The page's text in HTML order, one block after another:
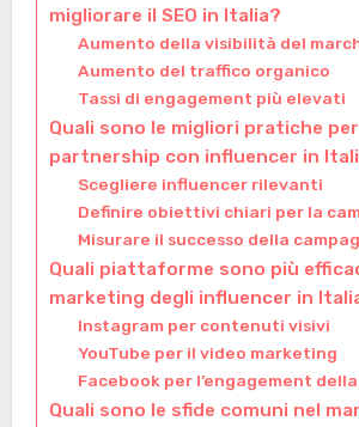
migliorare il SEO in Italia?
Aumento della visibilità del
Aumento del traffico organico
Tassi di engagement più elevati
Quali sono le migliori pratiche
partnership con influencer in
Scegliere influencer rilevanti
Definire obiettivi chiari per la
Misurare il successo della
Quali piattaforme sono più
marketing degli influencer in
Instagram per contenuti visivi
YouTube per il video marketing
Facebook per l’engagement
Quali sono le sfide comuni nel